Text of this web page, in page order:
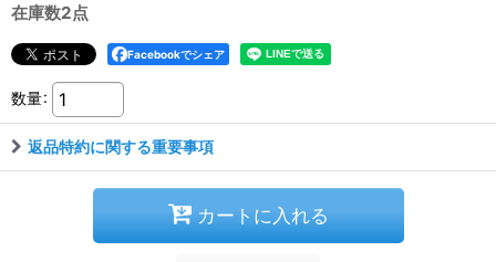
在庫数2点
Facebookでシェア
数量:
返品特約に関する重要事項
カートに入れる